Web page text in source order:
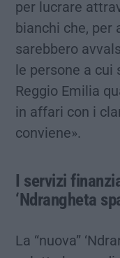
per lucrare
bianchi che, per
sarebbero
le persone a cui
Reggio Emilia
in affari con i
conviene».
I servizi
‘Ndrangheta
La “nuova”